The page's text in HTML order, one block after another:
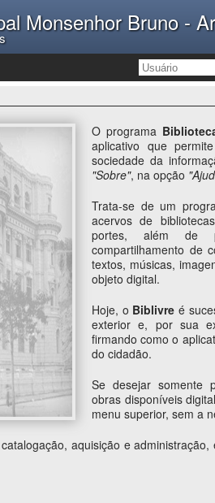
Monsenhor Bruno -
O programa
aplicativo que
sociedade da
"Sobre", na opção
Trata-se de um
acervos de
portes, além de
compartilhamento de
textos, músicas,
objeto digital.
Hoje, o Biblivre é
exterior e, por sua
firmando como o
do cidadão.
Se desejar somente
obras disponíveis
menu superior, sem a
aquisição e